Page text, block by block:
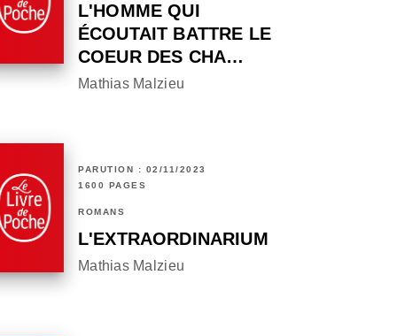
L'HOMME QUI
ÉCOUTAIT BATTRE LE
COEUR DES CHA…
Mathias Malzieu
PARUTION : 02/11/2023
1600 PAGES
ROMANS
L'EXTRAORDINARIUM
Mathias Malzieu